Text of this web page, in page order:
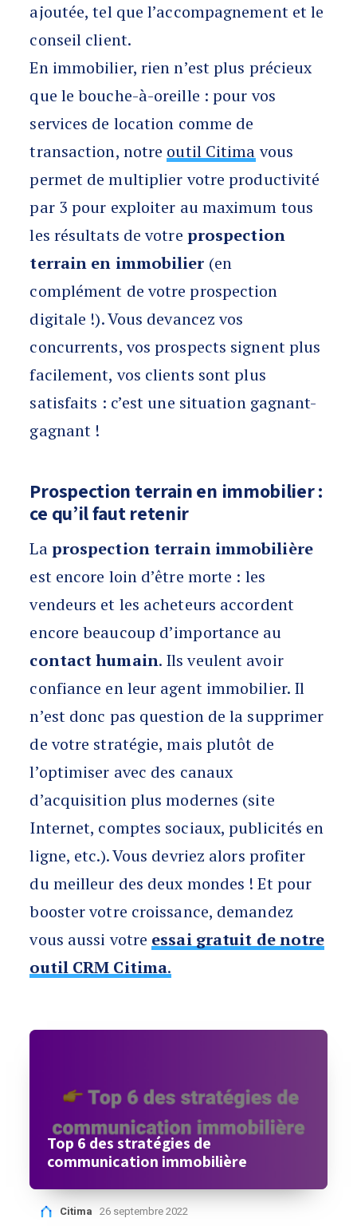
ajoutée, tel que l’accompagnement et le
conseil client.
En immobilier, rien n’est plus précieux
que le bouche-à-oreille : pour vos
services de location comme de
transaction, notre outil Citimavous
permet de multiplier votre productivité
par 3 pour exploiter au maximum tous
les résultats de votre prospection
terrain en immobilier (en
complément de votre prospection
digitale !). Vous devancez vos
concurrents, vos prospects signent plus
facilement, vos clients sont plus
satisfaits : c’est une situation gagnant-
gagnant !
Prospection terrain en immobilier :
ce qu’il faut retenir
Laprospection terrain immobilière
est encore loin d’être morte : les
vendeurs et les acheteurs accordent
encore beaucoup d’importance au
contact humain. Ils veulent avoir
confiance en leur agent immobilier. Il
n’est donc pas question de la supprimer
de votre stratégie, mais plutôt de
l’optimiser avec des canaux
d’acquisition plus modernes (site
Internet, comptes sociaux, publicités en
ligne, etc.). Vous devriez alors profiter
du meilleur des deux mondes ! Et pour
booster votre croissance, demandez
vous aussi votre essai gratuit de notre
outil CRM Citima.
Top 6 des stratégies de
communication immobilière
Citima 26 septembre 2022